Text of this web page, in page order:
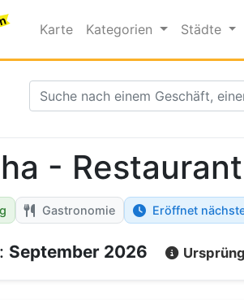
Karte Kategorien Städte
- Restaurant
Gastronomie Eröffnet
September 2026